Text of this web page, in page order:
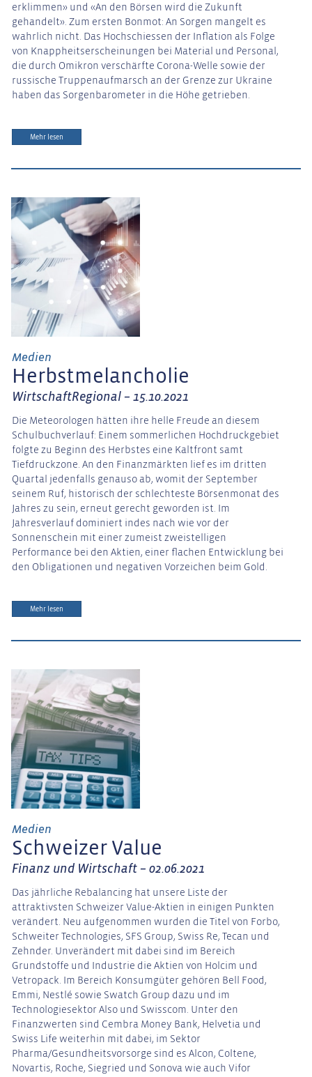
erklimmen» und «An den Börsen wird die Zukunft
gehandelt». Zum ersten Bonmot: An Sorgen mangelt es
wahrlich nicht. Das Hochschiessen der Inflation als Folge
von Knappheitserscheinungen bei Material und Personal,
die durch Omikron verschärfte Corona-Welle sowie der
russische Truppenaufmarsch an der Grenze zur Ukraine
haben das Sorgenbarometer in die Höhe getrieben.
Mehr lesen
Medien
Herbstmelancholie
WirtschaftRegional – 15.10.2021
Die Meteorologen hätten ihre helle Freude an diesem
Schulbuchverlauf: Einem sommerlichen Hochdruckgebiet
folgte zu Beginn des Herbstes eine Kaltfront samt
Tiefdruckzone. An den Finanzmärkten lief es im dritten
Quartal jedenfalls genauso ab, womit der September
seinem Ruf, historisch der schlechteste Börsenmonat des
Jahres zu sein, erneut gerecht geworden ist. Im
Jahresverlauf dominiert indes nach wie vor der
Sonnenschein mit einer zumeist zweistelligen
Performance bei den Aktien, einer flachen Entwicklung bei
den Obligationen und negativen Vorzeichen beim Gold.
Mehr lesen
Medien
Schweizer Value
Finanz und Wirtschaft – 02.06.2021
Das jährliche Rebalancing hat unsere Liste der
attraktivsten Schweizer Value-Aktien in einigen Punkten
verändert. Neu aufgenommen wurden die Titel von Forbo,
Schweiter Technologies, SFS Group, Swiss Re, Tecan und
Zehnder. Unverändert mit dabei sind im Bereich
Grundstoffe und Industrie die Aktien von Holcim und
Vetropack. Im Bereich Konsumgüter gehören Bell Food,
Emmi, Nestlé sowie Swatch Group dazu und im
Technologiesektor Also und Swisscom. Unter den
Finanzwerten sind Cembra Money Bank, Helvetia und
Swiss Life weiterhin mit dabei, im Sektor
Pharma/Gesundheitsvorsorge sind es Alcon, Coltene,
Novartis, Roche, Siegried und Sonova wie auch Vifor